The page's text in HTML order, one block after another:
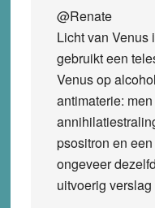
@Renate
Licht van Venus
gebruikt een
Venus op
antimaterie:
psositron en
ongeveer
uitvoerig